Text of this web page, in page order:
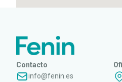
Contacto
info@fenin.es